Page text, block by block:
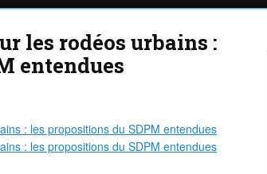
les rodéos urbains :
entendues